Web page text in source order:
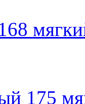
175